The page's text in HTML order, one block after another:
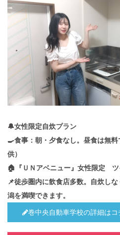
🔔女性限定自炊プラン
🍳食事：朝・夕食なし。昼食は無
供）
🏠『ＵＮアベニュー』女性限定 ツ
📌徒歩圏内に飲食店多数。自炊し
潟を満喫できます。
巻中央自動車学校の詳細はコ